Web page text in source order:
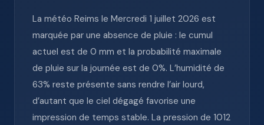
La météo Reims le Mercredi 1 juillet 2026 est
marquée par une absence de pluie : le cumul
actuel est de 0 mm et la probabilité maximale
de pluie sur la journée est de 0%. L’humidité de
63% reste présente sans rendre l’air lourd,
d’autant que le ciel dégagé favorise une
impression de temps stable. La pression de 1012